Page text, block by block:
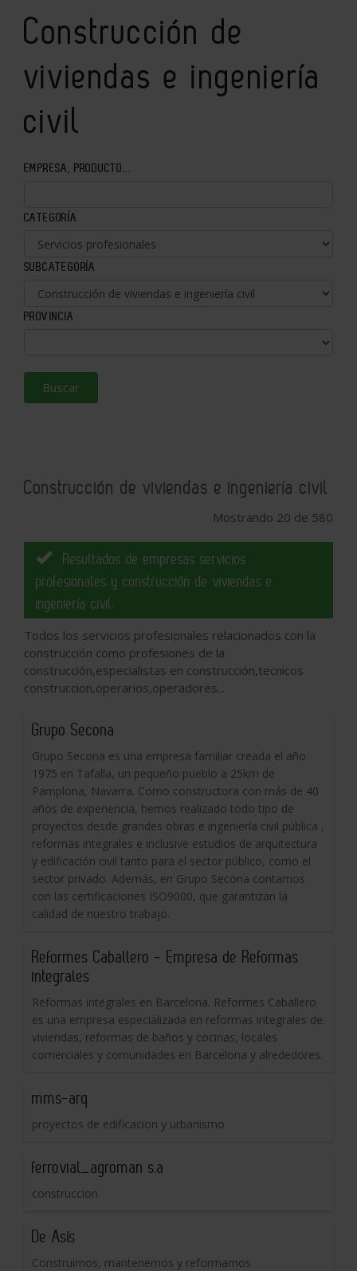
Construcción de
viviendas e ingeniería
civil
EMPRESA, PRODUCTO...
CATEGORÍA
SUBCATEGORÍA
PROVINCIA
Buscar
Construcción de viviendas e ingeniería civil
Mostrando 20 de 580
Resultados de empresas servicios
profesionales y construcción de viviendas e
ingeniería civil:
Todos los servicios profesionales relacionados con la
construcción como profesiones de la
construcción,especialistas en construcción,tecnicos
construccion,operarios,operadores...
Grupo Secona
Grupo Secona es una empresa familiar creada el año
1975 en Tafalla, un pequeño pueblo a 25km de
Pamplona, Navarra. Como constructora con más de 40
años de experiencia, hemos realizado todo tipo de
proyectos desde grandes obras e ingeniería civil pública ,
reformas integrales e inclusive estudios de arquitectura
y edificación civil tanto para el sector público, como el
sector privado. Además, en Grupo Secona contamos
con las certificaciones ISO9000, que garantizan la
calidad de nuestro trabajo.
Reformes Caballero - Empresa de Reformas
integrales
Reformas integrales en Barcelona. Reformes Caballero
es una empresa especializada en reformas integrales de
viviendas, reformas de baños y cocinas, locales
comerciales y comunidades en Barcelona y alrededores.
mms-arq
proyectos de edificacion y urbanismo
ferrovial_agroman s.a
construccion
De Asís
Construimos, mantenemos y reformamos